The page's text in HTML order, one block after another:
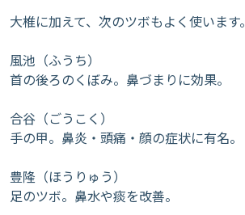
大椎に加えて、次のツボもよく使います。
風池（ふうち）
首の後ろのくぼみ。鼻づまりに効果。
合谷（ごうこく）
手の甲。鼻炎・頭痛・顔の症状に有名。
豊隆（ほうりゅう）
足のツボ。鼻水や痰を改善。